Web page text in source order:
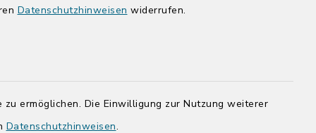
Datenschutzhinweisen widerrufen.
ermöglichen. Die Einwilligung zur Nutzung weiterer
Datenschutzhinweisen.
14:00-17:00 Uhr